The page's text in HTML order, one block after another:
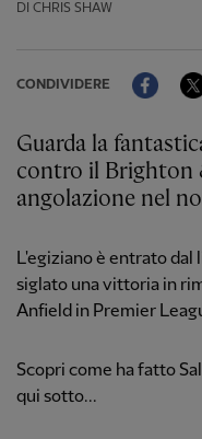
DI CHRIS SHAW
CONDIVIDERE
Guarda la
contro il Brighton
angolazione nel
L'egiziano è entrato dal
siglato una vittoria in
Anfield in Premier
Scopri come ha fatto
qui sotto...